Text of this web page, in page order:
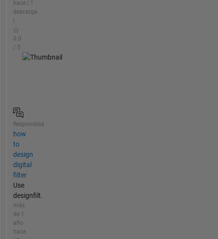
hace | 1
descarga
|
0.0
/ 5
Respondida
how
to
design
digital
filter
Use
designfilt.
más
de 1
año
hace